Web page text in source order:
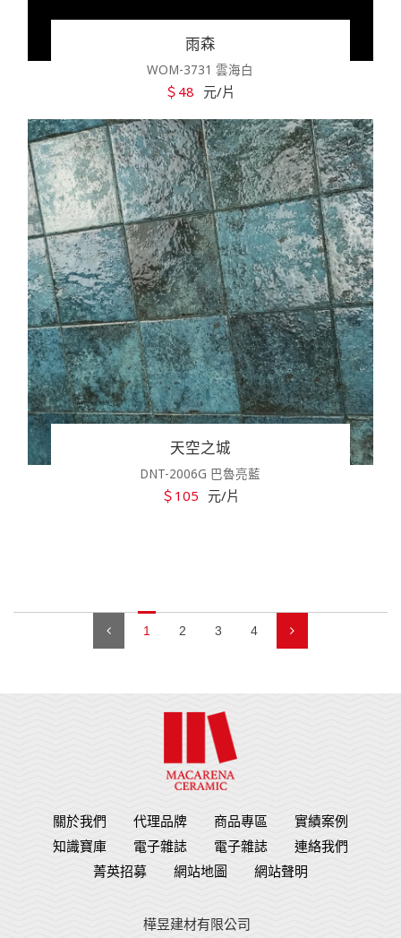
雨森
WOM-3731 雲海白
＄48 元/片
天空之城
DNT-2006G 巴魯亮藍
＄105 元/片
1 2 3 4
關於我們 代理品牌 商品專區
實績案例
知識寶庫
電子雜誌 電子雜誌
連絡我們
菁英招募
網站地圖 網站聲明
樺昱建材有限公司